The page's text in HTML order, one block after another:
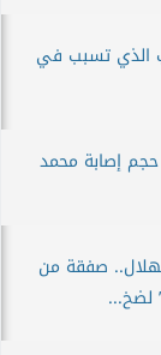
الذي تسبب في
إصابة محمد
صفقة من
لضخ...